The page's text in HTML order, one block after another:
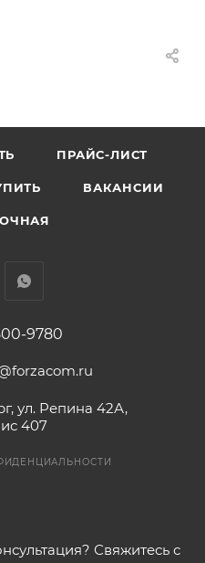
ПРАЙС-ЛИСТ
ВАКАНСИИ
9780
ул. Репина 42А,
407
Свяжитесь с